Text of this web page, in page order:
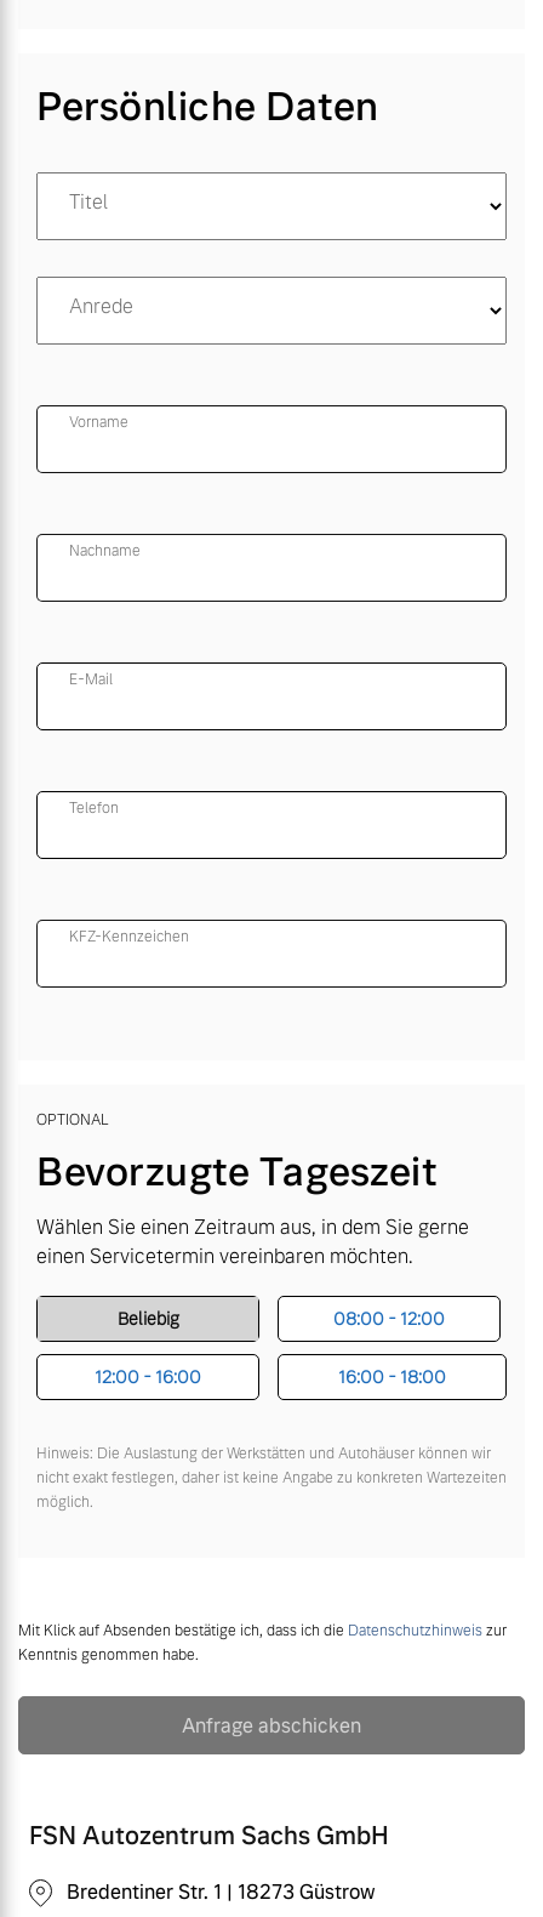
Persönliche Daten
Titel
Anrede
Vorname
Nachname
E-Mail
Telefon
KFZ-Kennzeichen
OPTIONAL
Bevorzugte Tageszeit
Wählen Sie einen Zeitraum aus, in dem Sie gerne
einen Servicetermin vereinbaren möchten.
Beliebig 08:00 - 12:00
12:00 - 16:00 16:00 - 18:00
Hinweis: Die Auslastung der Werkstätten und Autohäuser können wir
nicht exakt festlegen, daher ist keine Angabe zu konkreten Wartezeiten
möglich.
Mit Klick auf Absenden bestätige ich, dass ich die Datenschutzhinweiszur
Kenntnis genommen habe.
Anfrage abschicken
FSN Autozentrum Sachs GmbH
Bredentiner Str. 1 | 18273 Güstrow